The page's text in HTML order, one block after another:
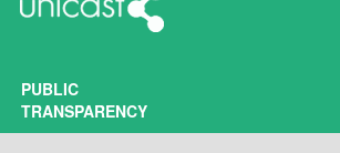
PUBLIC
TRANSPARENCY